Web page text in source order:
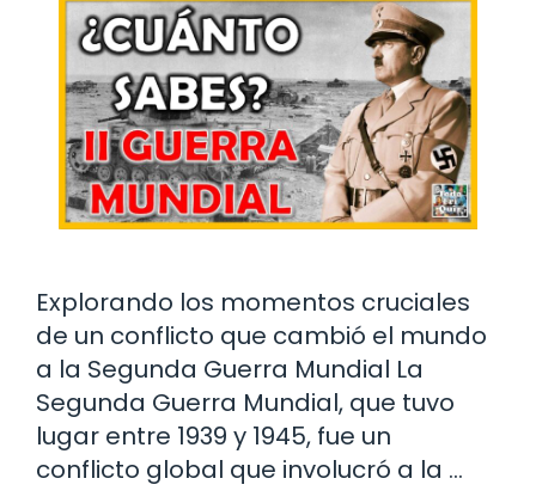
Explorando los momentos cruciales
de un conflicto que cambió el mundo
a la Segunda Guerra Mundial La
Segunda Guerra Mundial, que tuvo
lugar entre 1939 y 1945, fue un
conflicto global que involucró a la …